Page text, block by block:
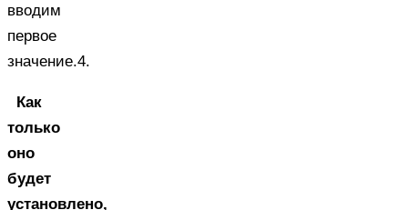
вводим
первое
значение.4.
Как
только
оно
будет
установлено,